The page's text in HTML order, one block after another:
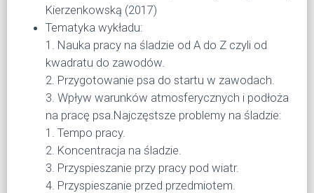
Kierzenkowską (2017)
Tematyka wykładu:
1. Nauka pracy na śladzie od A do Z czyli od
kwadratu do zawodów.
2. Przygotowanie psa do startu w zawodach.
3. Wpływ warunków atmosferycznych i podłoża
na pracę psa.Najczęstsze problemy na śladzie:
1. Tempo pracy.
2. Koncentracja na śladzie.
3. Przyspieszanie przy pracy pod wiatr.
4. Przyspieszanie przed przedmiotem.